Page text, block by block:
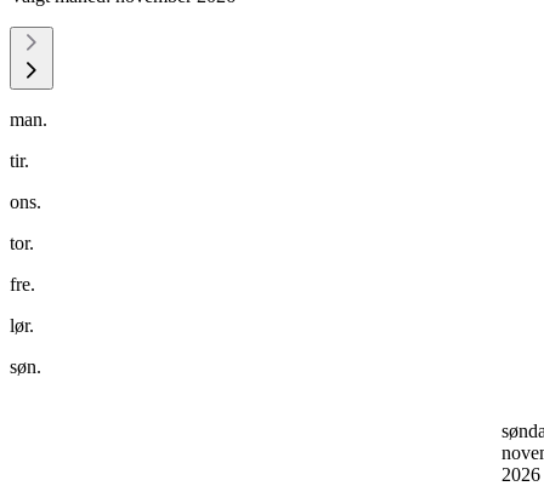
man.
tir.
ons.
tor.
fre.
lør.
søn.
2026